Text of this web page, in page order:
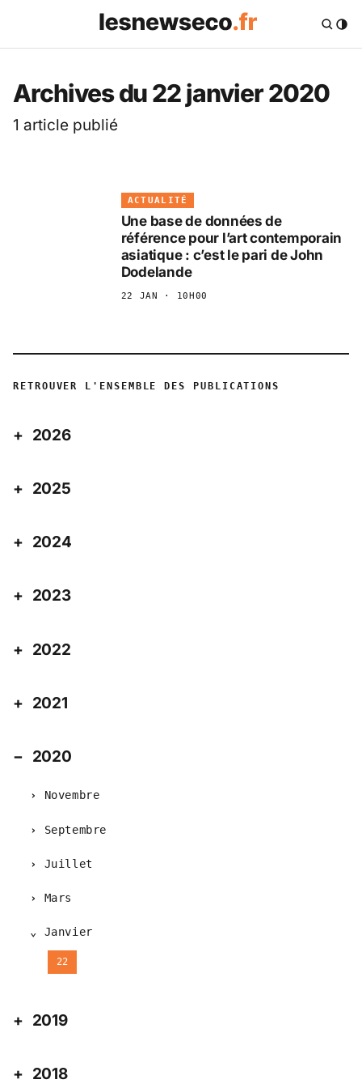
Archives du 22 janvier 2020
1 article publié
ACTUALITÉ
Une base de données de
référence pour l’art contemporain
asiatique : c’est le pari de John
Dodelande
22 JAN · 10H00
RETROUVER L'ENSEMBLE DES PUBLICATIONS
2026
2025
2024
2023
2022
2021
2020
Novembre
Septembre
Juillet
Mars
Janvier
22
2019
2018